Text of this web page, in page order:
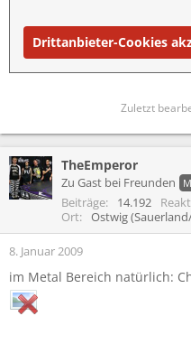
Drittanbieter-Cookies
Zuletzt
TheEmperor
Zu Gast bei Freunden
Beiträge 14.192
Ort
Ostwig
8. Januar 2009
im Metal Bereich natürlich: